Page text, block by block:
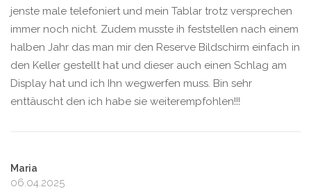
jenste male telefoniert und mein Tablar trotz versprechen
immer noch nicht. Zudem musste ih feststellen nach einem
halben Jahr das man mir den Reserve Bildschirm einfach in
den Keller gestellt hat und dieser auch einen Schlag am
Display hat und ich Ihn wegwerfen muss. Bin sehr
enttäuscht den ich habe sie weiterempfohlen!!!
Maria
06.04.2025